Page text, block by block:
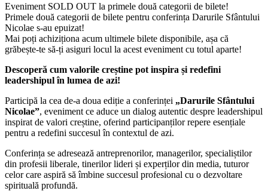
Eveniment SOLD OUT la primele două categorii de bilete!
Primele două categorii de bilete pentru conferința Darurile Sfântului
Nicolae s-au epuizat!
Mai poți achiziționa acum ultimele bilete disponibile, așa că
grăbește-te să-ți asiguri locul la acest eveniment cu totul aparte!
Descoperă cum valorile creștine pot inspira și redefini
leadershipul în lumea de azi!
Participă la cea de-a doua ediție a conferinței „Darurile Sfântului
Nicolae”, eveniment ce aduce un dialog autentic despre leadershipul
inspirat de valori creștine, oferind participanților repere esențiale
pentru a redefini succesul în contextul de azi.
Conferința se adresează antreprenorilor, managerilor, specialiștilor
din profesii liberale, tinerilor lideri și experților din media, tuturor
celor care aspiră să îmbine succesul profesional cu o dezvoltare
spirituală profundă.